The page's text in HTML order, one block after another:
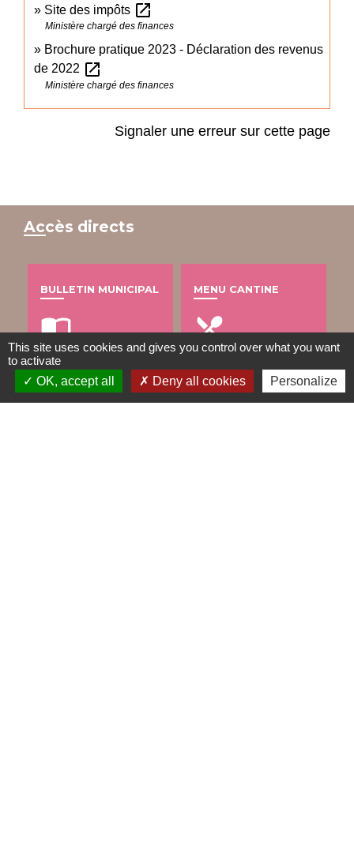
Site des impôts open_in_new
Ministère chargé des finances
Brochure pratique 2023 - Déclaration des revenus
de 2022 open_in_new
Ministère chargé des finances
Signaler une erreur sur cette page
Accès directs
BULLETIN MUNICIPAL
import_contacts
MENU CANTINE
local_dining
This site uses cookies and gives you control over what you want
to activate
OK, accept all
Deny all cookies Personalize